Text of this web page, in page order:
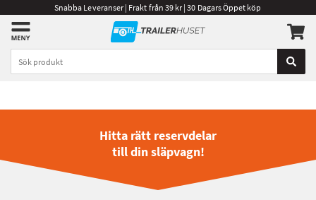
Snabba Leveranser | Frakt från 39 kr | 30 Dagars Öppet köp
Hitta rätt reservdelar
till din släpvagn!